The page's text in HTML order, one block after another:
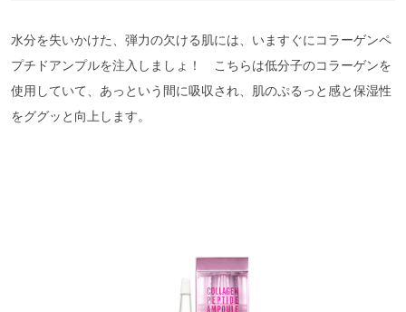
水分を失いかけた、弾力の欠ける肌には、いますぐにコラーゲンペ
プチドアンプルを注入しましょ！ こちらは低分子のコラーゲンを
使用していて、あっという間に吸収され、肌のぷるっと感と保湿性
をググッと向上します。